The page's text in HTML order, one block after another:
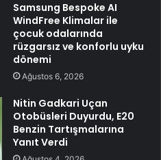
Samsung Bespoke AI
WindFree Klimalar ile
çocuk odalarında
rüzgarsız ve konforlu uyku
dönemi
Ağustos 6, 2026
Nitin Gadkari Uçan
Otobüsleri Duyurdu, E20
Benzin Tartışmalarına
Yanıt Verdi